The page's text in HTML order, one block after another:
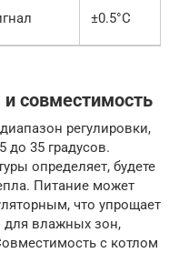
±0.5°C
совместимость
регулировки,
до 35 градусов.
определяет, будете
Питание может
что упрощает
влажных зон,
с котлом